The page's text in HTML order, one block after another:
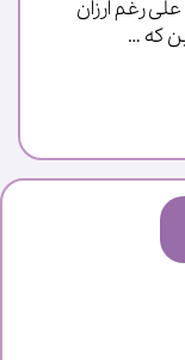
رغم ارزان
که …